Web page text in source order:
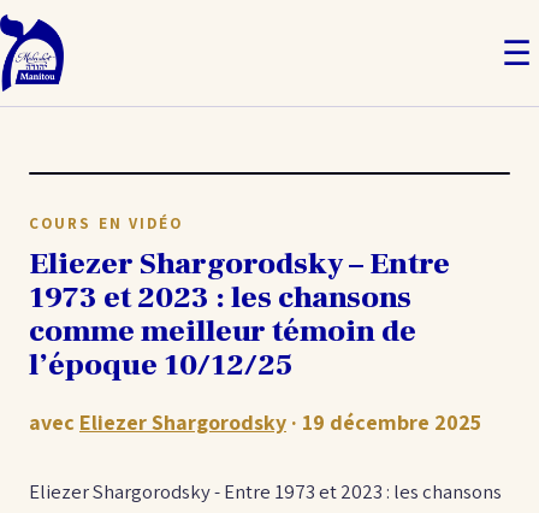
☰
COURS EN VIDÉO
Eliezer Shargorodsky – Entre
1973 et 2023 : les chansons
comme meilleur témoin de
l’époque 10/12/25
avec Eliezer Shargorodsky · 19 décembre 2025
Eliezer Shargorodsky - Entre 1973 et 2023 : les chansons